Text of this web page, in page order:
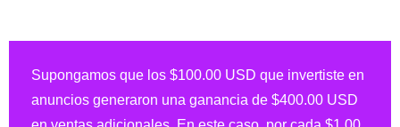
Supongamos que los $100.00 USD que invertiste en
anuncios generaron una ganancia de $400.00 USD